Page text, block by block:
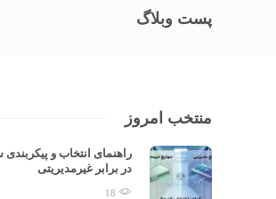
پست وبلاگ
منتخب امروز
راهنمای انتخاب و
در برابر غیرمدیریتی
18